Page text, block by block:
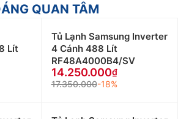
QUAN TÂM
Lít
Tủ Lạnh Samsung Inverter
4 Cánh 488 Lít
RF48A4000B4/SV
14.250.000
17.350.000-18%